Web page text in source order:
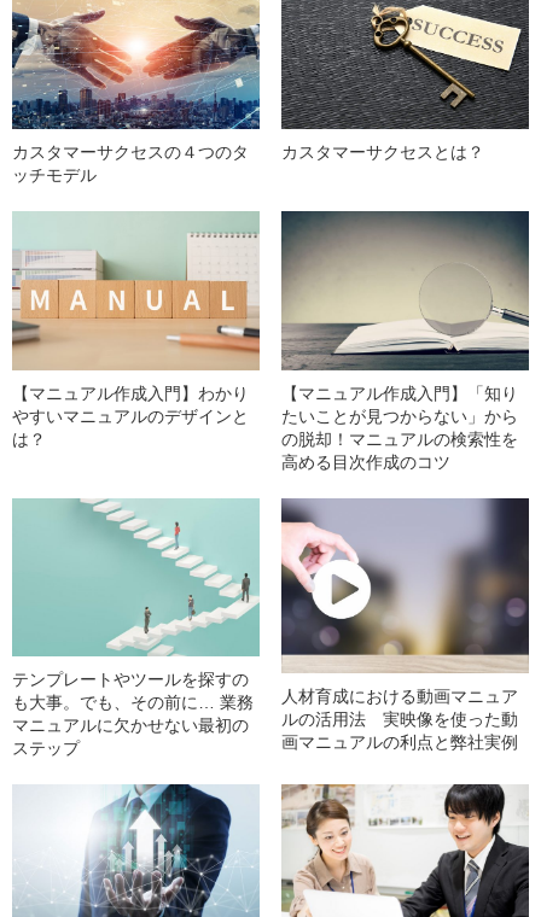
カスタマーサクセスの４つのタ
ッチモデル
カスタマーサクセスとは？
【マニュアル作成入門】わかり
やすいマニュアルのデザインと
は？
【マニュアル作成入門】「知り
たいことが見つからない」から
の脱却！マニュアルの検索性を
高める目次作成のコツ
テンプレートやツールを探すの
も大事。でも、その前に… 業務
マニュアルに欠かせない最初の
ステップ
人材育成における動画マニュア
ルの活用法 実映像を使った動
画マニュアルの利点と弊社実例